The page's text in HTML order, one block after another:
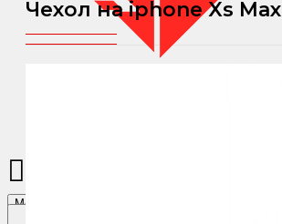
Menu
Чехол на iphone Xs Max